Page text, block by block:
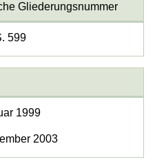
Gliederungsnummer
599
1999
2003